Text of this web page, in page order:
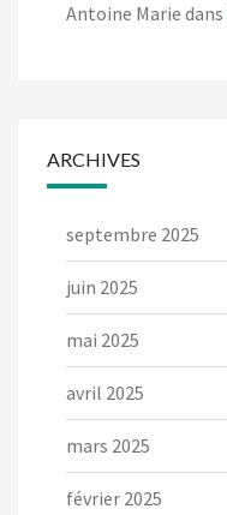
Antoine Marie dans
ARCHIVES
septembre 2025
juin 2025
mai 2025
avril 2025
mars 2025
février 2025